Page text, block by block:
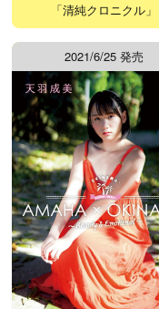
「清純クロニクル」
2021/6/25 発売